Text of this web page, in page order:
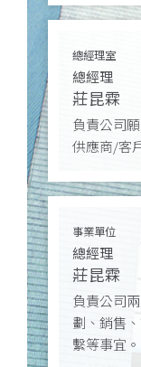
總經理室
總經理
莊昆霖
負責公司
供應商/客
事業單位
總經理
莊昆霖
負責公司
劃、銷售
繫等事宜。